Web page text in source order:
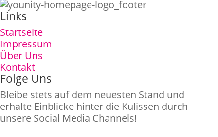
Links
Startseite
Impressum
Über Uns
Kontakt
Folge Uns
Bleibe stets auf dem neuesten Stand und
erhalte Einblicke hinter die Kulissen durch
unsere Social Media Channels!